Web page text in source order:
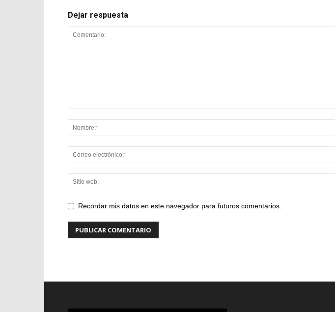
Dejar respuesta
Recordar mis datos en este navegador para futuros comentarios.